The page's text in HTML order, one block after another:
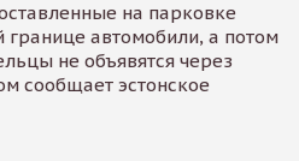
на парковке
автомобили, а потом
не объявятся через
сообщает эстонское